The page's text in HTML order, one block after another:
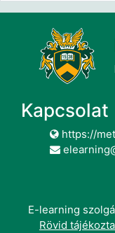
Kapcsolat
https://
E-learning
Rövid